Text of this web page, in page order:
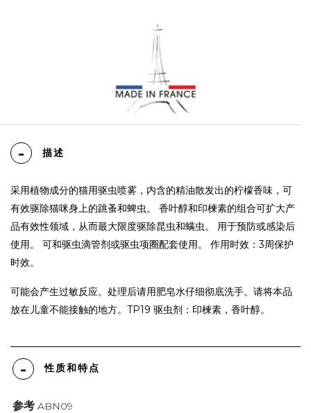
描述
采用植物成分的猫用驱虫喷雾，内含的精油散发出的柠檬香味，可
有效驱除猫咪身上的跳蚤和蜱虫。 香叶醇和印楝素的组合可扩大产
品有效性领域，从而最大限度驱除昆虫和螨虫。 用于预防或感染后
使用。 可和驱虫滴管剂或驱虫项圈配套使用。 作用时效：3周保护
时效。
可能会产生过敏反应。处理后请用肥皂水仔细彻底洗手。请将本品
放在儿童不能接触的地方。TP19 驱虫剂：印楝素，香叶醇。
性质和特点
参考 ABN09